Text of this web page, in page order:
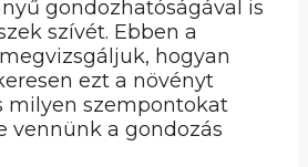
gondozhatóságával is
szívét. Ebben a
hogyan
ezt a növényt
milyen szempontokat
vennünk a gondozás